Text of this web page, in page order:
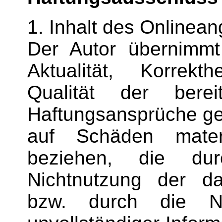
1. Inhalt des
Der Autor
Aktualität,
Qualität der
Haftungsansprüche
auf Schäden
beziehen, die
Nichtnutzung der
bzw. durch die